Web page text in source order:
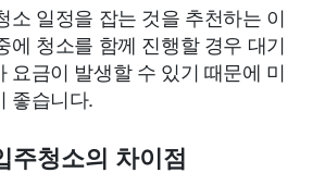
소 일정을 잡는 것을 추천하는 이
에 청소를 함께 진행할 경우 대기
요금이 발생할 수 있기 때문에 미
좋습니다.
주청소의 차이점